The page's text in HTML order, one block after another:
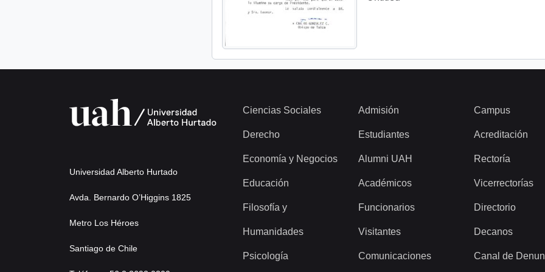
Universidad Alberto Hurtado
Avda. Bernardo O’Higgins 1825
Metro Los Héroes
Santiago de Chile
Ciencias Sociales
Derecho
Economía y Negocios
Educación
Filosofía y
Humanidades
Psicología
Admisión
Estudiantes
Alumni UAH
Académicos
Funcionarios
Visitantes
Comunicaciones
Campus
Acreditación
Rectoría
Vicerrectorías
Directorio
Decanos
Canal de